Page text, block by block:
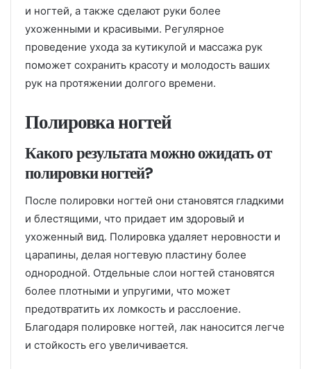
и ногтей, а также сделают руки более
ухоженными и красивыми. Регулярное
проведение ухода за кутикулой и массажа рук
поможет сохранить красоту и молодость ваших
рук на протяжении долгого времени.
Полировка ногтей
Какого результата можно ожидать от
полировки ногтей?
После полировки ногтей они становятся гладкими
и блестящими, что придает им здоровый и
ухоженный вид. Полировка удаляет неровности и
царапины, делая ногтевую пластину более
однородной. Отдельные слои ногтей становятся
более плотными и упругими, что может
предотвратить их ломкость и расслоение.
Благодаря полировке ногтей, лак наносится легче
и стойкость его увеличивается.